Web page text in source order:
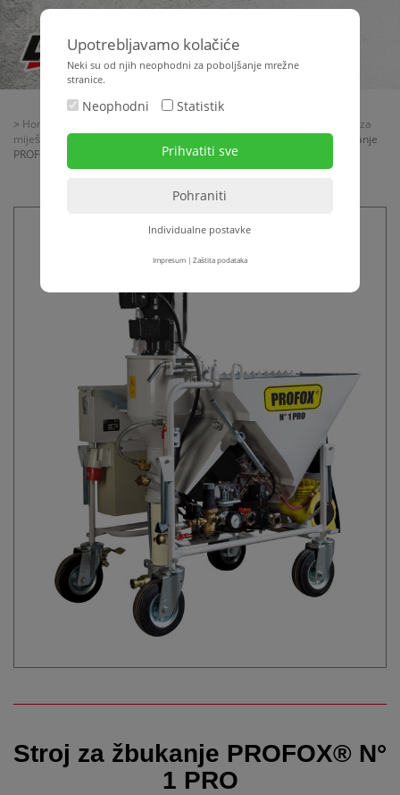
> Home
Strojevi za
miješanje - transportne pumpe
> Stroj za žbukanje
PROFOX® N° 1 PRO
Stroj za žbukanje PROFOX® N°
1 PRO
Upotrebljavamo kolačiće
Neki su od njih neophodni za poboljšanje mrežne
stranice.
Neophodni Statistik
Individualne postavke
Impresum| Zaštita podataka